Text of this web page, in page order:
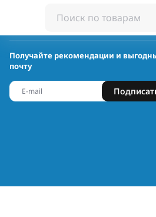
Получайте рекомендации и
почту